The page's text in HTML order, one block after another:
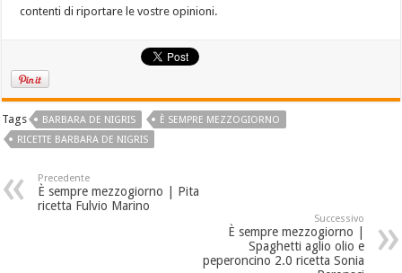
contenti di riportare le vostre opinioni.
Tags BARBARA DE NIGRIS
È SEMPRE MEZZOGIORNO
RICETTE BARBARA DE NIGRIS
Precedente
È sempre mezzogiorno | Pita
ricetta Fulvio Marino
Successivo
È sempre mezzogiorno |
Spaghetti aglio olio e
peperoncino 2.0 ricetta Sonia